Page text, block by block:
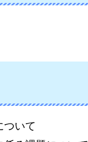
ついて